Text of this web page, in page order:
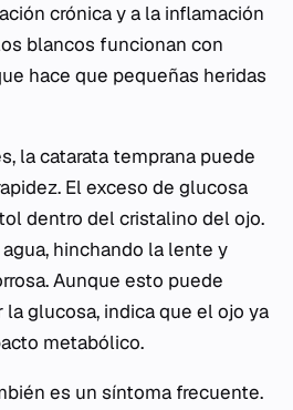
crónica y a la inflamación
blancos funcionan con
hace que pequeñas heridas
la catarata temprana puede
El exceso de glucosa
dentro del cristalino del ojo.
hinchando la lente y
Aunque esto puede
glucosa, indica que el ojo ya
metabólico.
es un síntoma frecuente.